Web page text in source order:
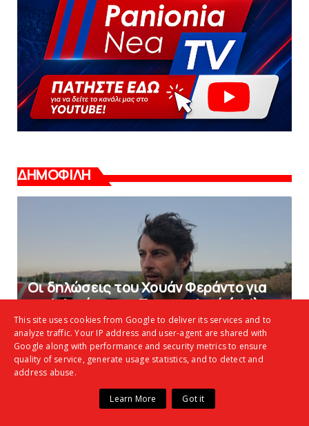
ΔΗΜΟΦΙΛΗ
Οι δηλώσεις του Χουάν Φεράντο για
το φιλικό με τoν Παναιτωλικό (vid)
«Kara Talks» LIVE: Παρασκευή στις
This site uses cookies from Google to deliver its services and to
analyze traffic. Your IP address and user-agent are shared with
Google along with performance and security metrics to ensure
quality of service, generate usage statistics, and to detect and
address abuse.
Learn More Got it